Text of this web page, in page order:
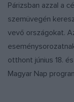
Párizsban azzal a
szemüvegén
vevő országokat.
otthont június 18.
Magyar Nap